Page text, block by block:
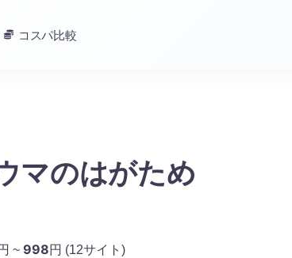
コスパ比較
マのはがため
~ 998円 (12サイト)